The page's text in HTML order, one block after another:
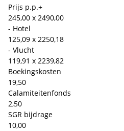
Prijs p.p.+
245,00 x 2490,00
- Hotel
125,09 x 2250,18
- Vlucht
119,91 x 2239,82
Boekingskosten
19,50
Calamiteitenfonds
2,50
SGR bijdrage
10,00